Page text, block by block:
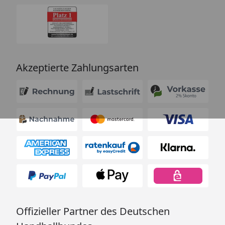
Akzeptierte Zahlungsarten
Offizieller Partner des Deutschen